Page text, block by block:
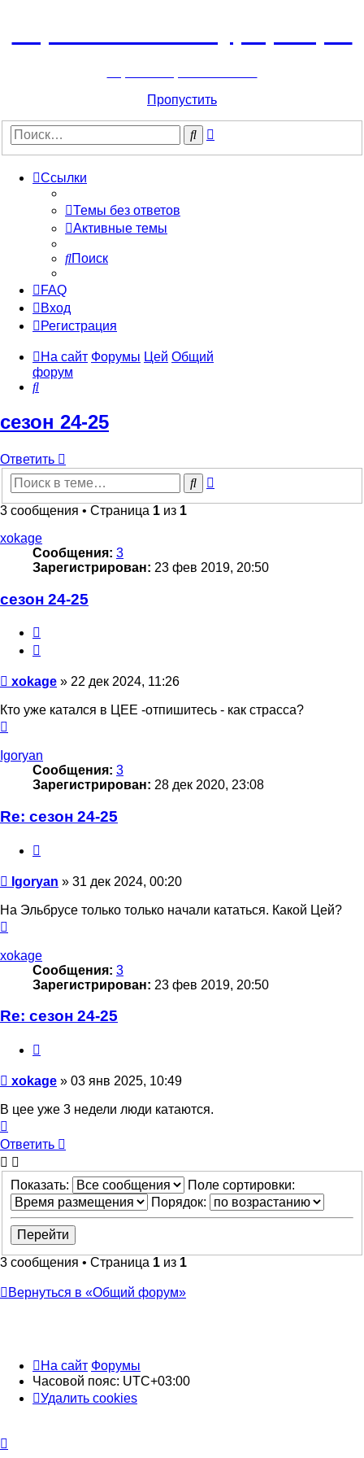
Пропустить
Поиск
Ссылки
Темы без ответов
Активные темы
Поиск
FAQ
Вход
Регистрация
На сайт Форумы Цей Общий
форум
Поиск
сезон 24-25
Ответить
Поиск
3 сообщения • Страница 1 из 1
xokage
Сообщения: 3
Зарегистрирован: 23 фев 2019, 20:50
сезон 24-25
Сообщение
xokage » 22 дек 2024, 11:26
Кто уже катался в ЦЕЕ -отпишитесь - как страсса?
началу
Igoryan
Сообщения: 3
Зарегистрирован: 28 дек 2020, 23:08
Re: сезон 24-25
Сообщение
Igoryan » 31 дек 2024, 00:20
На Эльбрусе только только начали кататься. Какой Цей?
началу
xokage
Сообщения: 3
Зарегистрирован: 23 фев 2019, 20:50
Re: сезон 24-25
Сообщение
xokage » 03 янв 2025, 10:49
В цее уже 3 недели люди катаются.
к
началу
Ответить
Показать:
Поле сортировки:
Порядок:
3 сообщения • Страница 1 из 1
Вернуться в «Общий форум»
На сайт Форумы
Часовой пояс: UTC+03:00
Удалить cookies